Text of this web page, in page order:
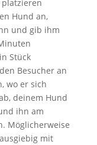
Hund an,
und gib ihm
Stück
Besucher an
wo er sich
deinem Hund
ihn am
Möglicherweise
mit